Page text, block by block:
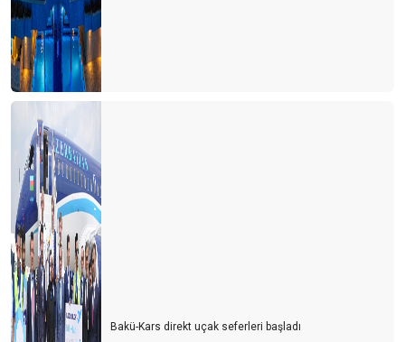
Bakü-Kars direkt uçak seferleri başladı